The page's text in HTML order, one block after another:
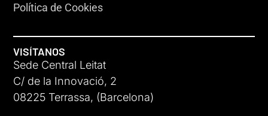
Política de Cookies
VISÍTANOS
Sede Central Leitat
C/ de la Innovació, 2
08225 Terrassa, (Barcelona)